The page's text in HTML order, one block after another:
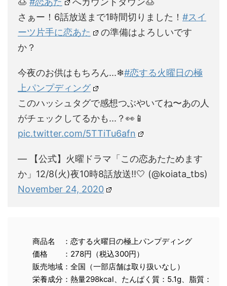
さぁー！6話放送まで1時間切りました！ #スイ
ーツ片手に恋あた
の準備はよろしいです
か？
今夜のお供はもちろん...❄#恋する火曜日の極
上パンプディング
このハッシュタグで感想つぶやいてね〜あの人
がチェックしてるかも...？👀📱
pic.twitter.com/5TTiTu6afn
— 【公式】火曜ドラマ「この恋あたためます
か」12/8(火)夜10時8話放送!!🤍 (@koiata_tbs)
November 24, 2020
商品名 ：恋する火曜日の極上パンプディング
価格 ：278円（税込300円）
販売地域：全国（一部店舗は取り扱いなし）
栄養成分：熱量298kcal、たんぱく質：5.1g、脂質：